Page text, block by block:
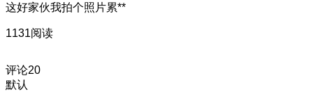
这好家伙我拍个照片累**
1131阅读
评论20
默认